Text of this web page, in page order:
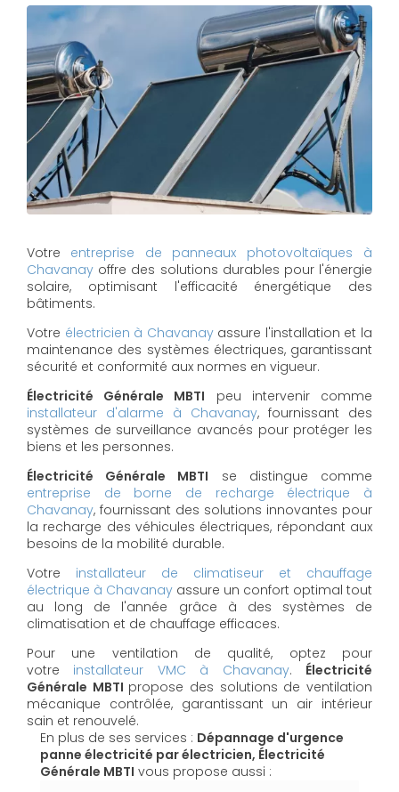
Votre
entreprise de panneaux photovoltaïques à
Chavanay offre des solutions durables pour l'énergie
solaire, optimisant l'efficacité énergétique des
bâtiments.
Votre électricien à Chavanayassure l'installation et la
maintenance des systèmes électriques, garantissant
sécurité et conformité aux normes en vigueur.
Électricité Générale MBTI peu intervenir comme
installateur d'alarme à Chavanay, fournissant des
systèmes de surveillance avancés pour protéger les
biens et les personnes.
Électricité Générale MBTI se distingue comme
entreprise de borne de recharge électrique à
Chavanay, fournissant des solutions innovantes pour
la recharge des véhicules électriques, répondant aux
besoins de la mobilité durable.
Votre installateur de climatiseur et chauffage
électrique à Chavanay assure un confort optimal tout
au long de l'année grâce à des systèmes de
climatisation et de chauffage efficaces.
Pour une ventilation de qualité, optez pour
votre installateur VMC à Chavanay. Électricité
Générale MBTI propose des solutions de ventilation
mécanique contrôlée, garantissant un air intérieur
sain et renouvelé.
En plus de ses services : Dépannage d'urgence
panne électricité par électricien, Électricité
Générale MBTI vous propose aussi :